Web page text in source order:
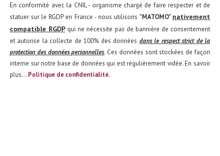
En conformité avec la CNIL - organisme chargé de faire respecter et de
statuer sur le RGDP en France - nous utilisons "MATOMO" nativement
compatible RGDP qui ne nécessite pas de bannière de consentement
et autorise la collecte de 100% des données dans le respect strict de la
protection des données personnelles. Ces données sont stockées de façon
interne sur notre base de données qui est régulièrement vidée. En savoir
plus... Politique de confidentialité.